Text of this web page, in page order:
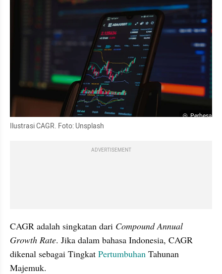
Perbesar
Ilustrasi CAGR. Foto: Unsplash
ADVERTISEMENT
CAGR adalah singkatan dari Compound Annual
Growth Rate. Jika dalam bahasa Indonesia, CAGR
dikenal sebagai Tingkat Pertumbuhan Tahunan
Majemuk.